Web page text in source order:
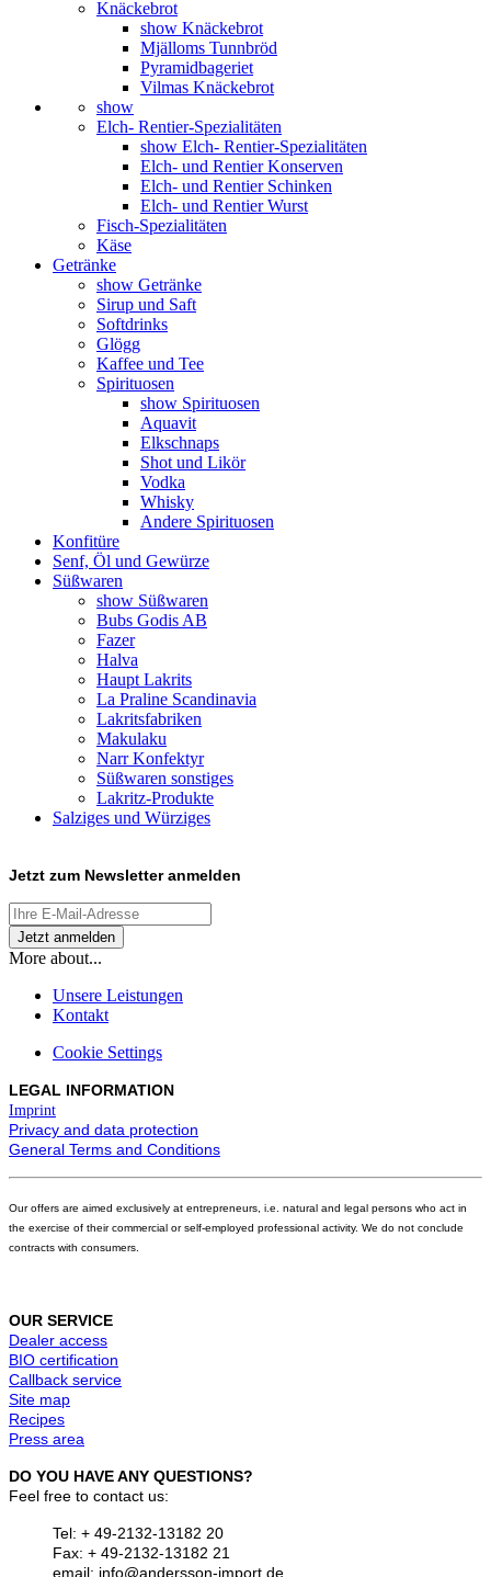
Knäckebrot
show Knäckebrot
Mjälloms Tunnbröd
Pyramidbageriet
Vilmas Knäckebrot
show
Elch- Rentier-Spezialitäten
show Elch- Rentier-Spezialitäten
Elch- und Rentier Konserven
Elch- und Rentier Schinken
Elch- und Rentier Wurst
Fisch-Spezialitäten
Käse
Getränke
show Getränke
Sirup und Saft
Softdrinks
Glögg
Kaffee und Tee
Spirituosen
show Spirituosen
Aquavit
Elkschnaps
Shot und Likör
Vodka
Whisky
Andere Spirituosen
Konfitüre
Senf, Öl und Gewürze
Süßwaren
show Süßwaren
Bubs Godis AB
Fazer
Halva
Haupt Lakrits
La Praline Scandinavia
Lakritsfabriken
Makulaku
Narr Konfektyr
Süßwaren sonstiges
Lakritz-Produkte
Salziges und Würziges
Jetzt zum Newsletter anmelden
More about...
Unsere Leistungen
Kontakt
Cookie Settings
LEGAL INFORMATION
Imprint
Privacy and data protection
General Terms and Conditions
Our offers are aimed exclusively at entrepreneurs, i.e. natural and legal persons who act in
the exercise of their commercial or self-employed professional activity. We do not conclude
contracts with consumers.
OUR SERVICE
Dealer access
BIO certification
Callback service
Site map
Recipes
Press area
DO YOU HAVE ANY QUESTIONS?
Feel free to contact us:
Tel: + 49-2132-13182 20
Fax: + 49-2132-13182 21
email: info@andersson-import.de